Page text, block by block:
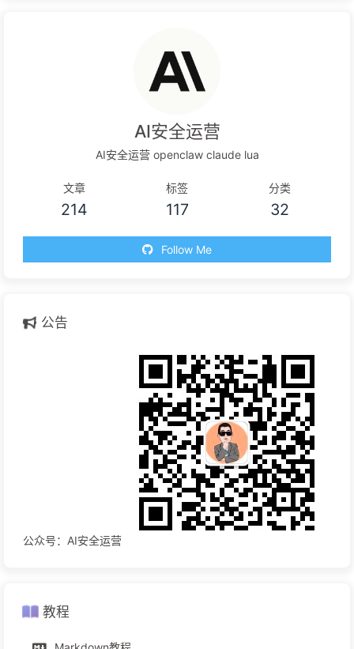
AI安全运营
AI安全运营 openclaw claude lua
文章
214
标签
117
分类
32
Follow Me
公告
公众号：AI安全运营
教程